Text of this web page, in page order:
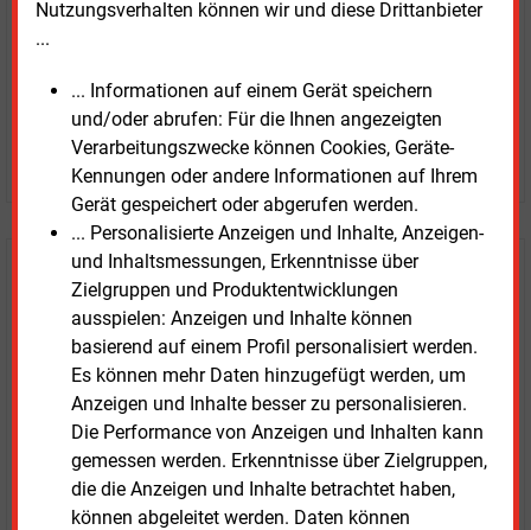
Nutzungsverhalten können wir und diese Drittanbieter
...
... Informationen auf einem Gerät speichern
und/oder abrufen: Für die Ihnen angezeigten
Verarbeitungszwecke können Cookies, Geräte-
Kennungen oder andere Informationen auf Ihrem
Gerät gespeichert oder abgerufen werden.
... Personalisierte Anzeigen und Inhalte, Anzeigen-
und Inhaltsmessungen, Erkenntnisse über
Zielgruppen und Produktentwicklungen
ausspielen: Anzeigen und Inhalte können
basierend auf einem Profil personalisiert werden.
Es können mehr Daten hinzugefügt werden, um
Anzeigen und Inhalte besser zu personalisieren.
Die Performance von Anzeigen und Inhalten kann
gemessen werden. Erkenntnisse über Zielgruppen,
die die Anzeigen und Inhalte betrachtet haben,
können abgeleitet werden. Daten können
JETZT ARTIKEL KAUFEN
Testen SieE&M
kostenlos und
unverbindlich
Zwei Wochen kostenfreier Zugang
Zugang auf stündlich aktualisierte Nachrichten mit
Prognose- und Marktdaten
+ einmal täglich E&M daily
+ zwei Ausgaben der Zeitung E&M
ohne automatische Verlängerung